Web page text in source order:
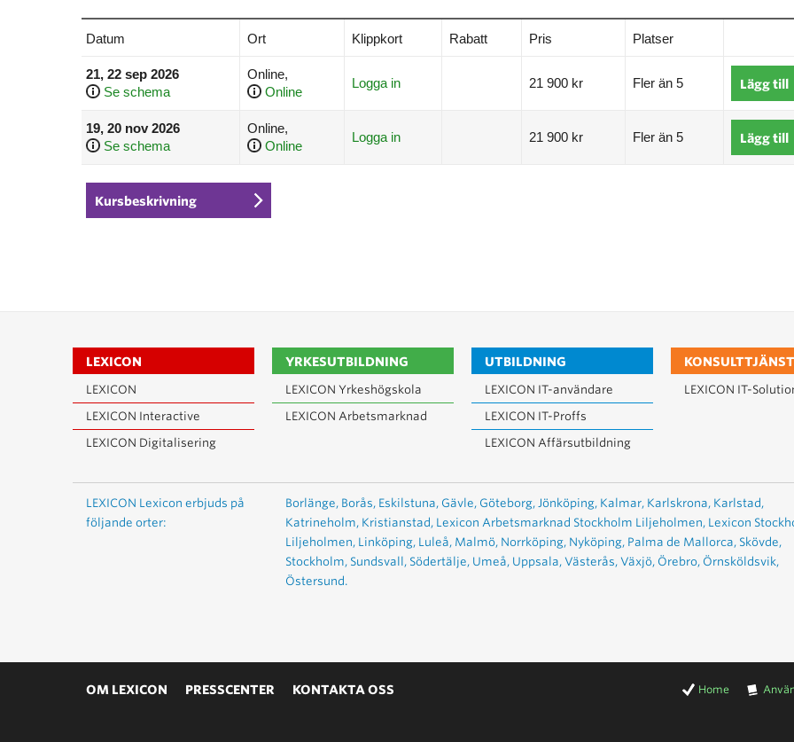
Datum Ort Klippkort Rabatt Pris Platser
21, 22 sep 2026
Se schema
Online,
Online
Logga in 21 900 kr Fler än 5 Lägg till
19, 20 nov 2026
Se schema
Online,
Online
Logga in 21 900 kr Fler än 5 Lägg till
Kursbeskrivning
LEXICON
LEXICON
LEXICON Interactive
LEXICON Digitalisering
YRKESUTBILDNING
LEXICON Yrkeshögskola
LEXICON Arbetsmarknad
UTBILDNING
LEXICON IT-användare
LEXICON IT-Proffs
LEXICON Affärsutbildning
LEXICON IT-
LEXICON Lexicon erbjuds på
följande orter:
Borlänge, Borås, Eskilstuna, Gävle, Göteborg, Jönköping, Kalmar, Karlskrona, Karlstad,
Katrineholm, Kristianstad, Lexicon Arbetsmarknad Stockholm Liljeholmen, Lexicon
Liljeholmen, Linköping, Luleå, Malmö, Norrköping, Nyköping, Palma de Mallorca, Skövde,
Stockholm, Sundsvall, Södertälje, Umeå, Uppsala, Västerås, Växjö, Örebro, Örnsköldsvik,
Östersund.
OM LEXICON PRESSCENTER KONTAKTA OSS Home